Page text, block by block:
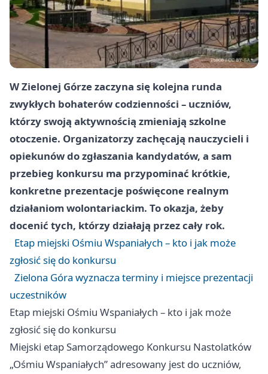
W Zielonej Górze zaczyna się kolejna runda
zwykłych bohaterów codzienności – uczniów,
którzy swoją aktywnością zmieniają szkolne
otoczenie. Organizatorzy zachęcają nauczycieli i
opiekunów do zgłaszania kandydatów, a sam
przebieg konkursu ma przypominać krótkie,
konkretne prezentacje poświęcone realnym
działaniom wolontariackim. To okazja, żeby
docenić tych, którzy działają przez cały rok.
Etap miejski Ośmiu Wspaniałych – kto i jak może
zgłosić się do konkursu
Zielona Góra wyznacza terminy i miejsce prezentacji
uczestników
Etap miejski Ośmiu Wspaniałych – kto i jak może
zgłosić się do konkursu
Miejski etap Samorządowego Konkursu Nastolatków
„Ośmiu Wspaniałych” adresowany jest do uczniów,